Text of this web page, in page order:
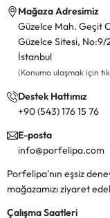
Mağaza Adresimiz
Güzelce Mah. Geçit
Güzelce Sitesi,
İstanbul
(Konuma ulaşmak için
Destek Hattımız
+90 (543) 176 15 76
E-posta
info@porfelipa.com
Porfelipa'nın eşsiz
mağazamızı ziyaret
Çalışma Saatleri